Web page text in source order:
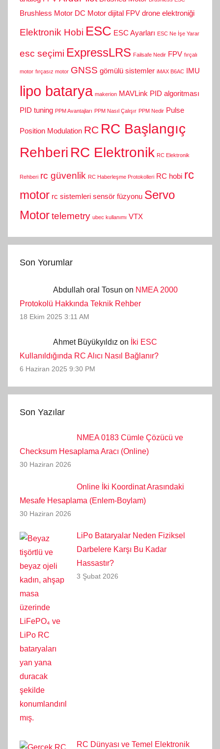
Brushless Motor DC Motor dijital FPV drone elektroniği
Elektronik Hobi ESC ESC Ayarları ESC Ne İşe Yarar
esc seçimi ExpressLRS Failsafe Nedir FPV fırçalı
motor fırçasız motor GNSS gömülü sistemler iMAX B6AC IMU
lipo batarya makerion MAVLink PID algoritması
PID tuning PPM Avantajları PPM Nasıl Çalışır PPM Nedir Pulse
Position Modulation RC RC Başlangıç
Rehberi RC Elektronik RC Elektronik
Rehberi rc güvenlik RC Haberleşme Protokolleri RC hobi rc
motor rc sistemleri sensör füzyonu Servo
Motortelemetry ubec kullanımı VTX
Son Yorumlar
Abdullah oral Tosun on NMEA 2000
Protokolü Hakkında Teknik Rehber
18 Ekim 2025 3:11 AM
Ahmet Büyükyıldız on
İki ESC
Kullanıldığında RC Alıcı Nasıl Bağlanır?
6 Haziran 2025 9:30 PM
Son Yazılar
NMEA 0183 Cümle Çözücü ve
Checksum Hesaplama Aracı (Online)
30 Haziran 2026
Online İki Koordinat Arasındaki
Mesafe Hesaplama (Enlem-Boylam)
30 Haziran 2026
LiPo Bataryalar Neden Fiziksel
Darbelere Karşı Bu Kadar
Hassastır?
3 Şubat 2026
RC Dünyası ve Temel Elektronik